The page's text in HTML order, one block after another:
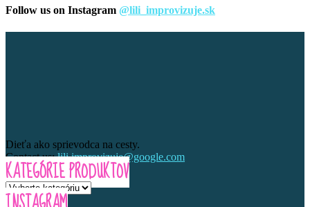
Follow us on Instagram @lili_improvizuje.sk
Dieťa ako sprievodca na cesty.
Contact us:lili.improvizuje@google.com
KATEGÓRIE PRODUKTOV